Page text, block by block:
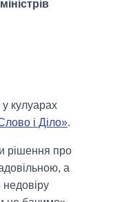
кулуарах
і Діло».
рішення про
а